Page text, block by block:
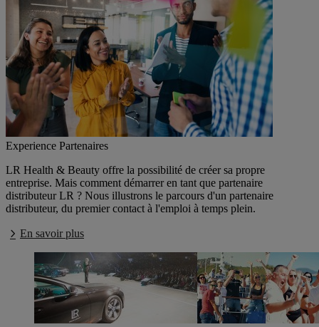
Experience Partenaires
LR Health & Beauty offre la possibilité de créer sa propre
entreprise. Mais comment démarrer en tant que partenaire
distributeur LR ? Nous illustrons le parcours d'un partenaire
distributeur, du premier contact à l'emploi à temps plein.
En savoir plus